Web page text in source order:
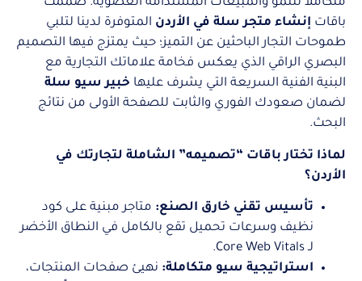
متكاملاً للنمو والمبيعات المستدامة العضوية. صُممت
باقات إنشاء متجر سلة في الأردن المتوفرة لدينا لتلبي
طموحات التجار الباحثين عن التميز؛ حيث يمتزج فيها التصميم
البصري الراقي الذي يعكس فخامة علاماتك التجارية مع
البنية الفنية السريعة التي يشرف عليها خبير سيو سلة
لضمان صعودك الفوري والثابت للصفحة الأولى من نتائج
البحث.
لماذا تختار باقات “تصميمه” الشاملة لتجارتك في
الأردن؟
تأسيس تقني خارق الصنع: متاجر مبنية على كود
نظيف وسرعات تحميل تقع بالكامل في النطاق الأخضر
لـ Core Web Vitals.
استراتيجية سيو متكاملة: نهيئ صفحات المنتجات،